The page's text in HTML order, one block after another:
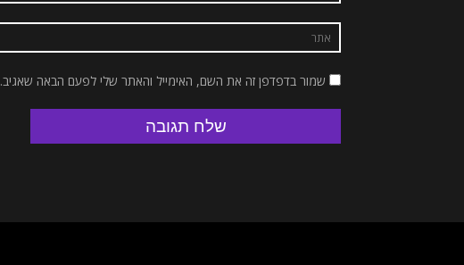
שמור בדפדפן זה את השם, האימייל והאתר שלי לפעם הבאה שאגיב.